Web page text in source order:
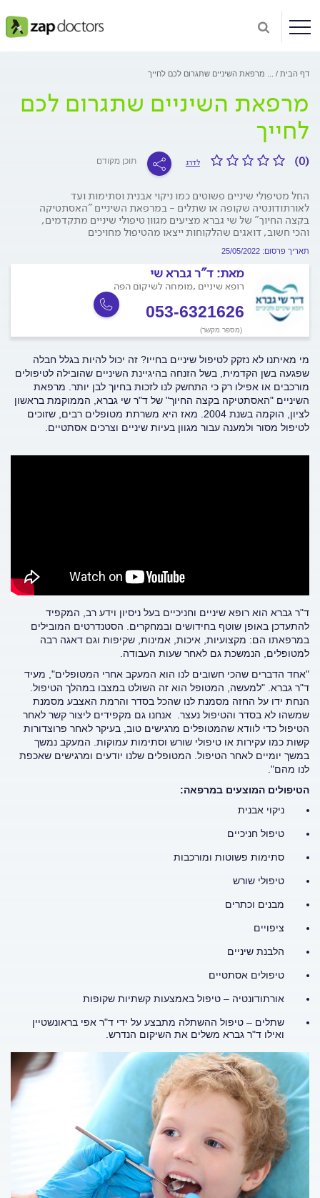
דף הבית מרפאת השיניים שתגרום לכם לחייך
מרפאת השיניים שתגרום לכם
לחייך
(0) לדרג תוכן מקודם
החל מטיפולי שיניים פשוטים כמו ניקוי אבנית וסתימות ועד
לאורתודונטיה שקופה או שתלים - במרפאת השיניים "האסתטיקה
בקצה החיוך" של שי גברא מציעים מגוון טיפולי שיניים מתקדמים,
והכי חשוב, דואגים שהלקוחות ייצאו מהטיפול מחויכים
תאריך פרסום: 25/05/2022
מאת: ד"ר גברא שי
רופא שיניים ,מומחה לשיקום הפה
053-6321626
(מספר מקשר)
מי מאיתנו לא נזקק לטיפול שיניים בחייו? זה יכול להיות בגלל חבלה
שפגעה בשן הקדמית, בשל הזנחה בהיגיינת השיניים שהובילה לטיפולים
מורכבים או אפילו רק כי התחשק לנו לזכות בחיוך לבן יותר. מרפאת
השיניים "האסתטיקה בקצה החיוך" של ד"ר שי גברא, הממוקמת בראשון
לציון, הוקמה בשנת 2004. מאז היא משרתת מטופלים רבים, שזוכים
לטיפול מסור ולמענה עבור מגוון בעיות שיניים וצרכים אסתטיים.
ד"ר גברא הוא רופא שיניים וחניכיים בעל ניסיון וידע רב, המקפיד
להתעדכן באופן שוטף בחידושים ובמחקרים. הסטנדרטים המובילים
במרפאתו הם: מקצועיות, איכות, אמינות, שקיפות וגם דאגה רבה
למטופלים, הנמשכת גם לאחר שעות העבודה.
"אחד הדברים שהכי חשובים לנו הוא המעקב אחרי המטופלים", מעיד
ד"ר גברא. "למעשה, המטופל הוא זה השולט במצבו במהלך הטיפול.
הנחת ידו על החזה מסמנת לנו שהכל בסדר והרמת האצבע מסמנת
שמשהו לא בסדר והטיפול נעצר. אנחנו גם מקפידים ליצור קשר לאחר
הטיפול כדי לוודא שהמטופלים מרגישים טוב, בעיקר לאחר פרוצדורות
קשות כמו עקירות או טיפולי שורש וסתימות עמוקות. המעקב נמשך
במשך יומיים לאחר הטיפול. המטופלים שלנו יודעים ומרגישים שאכפת
לנו מהם".
הטיפולים המוצעים במרפאה:
ניקוי אבנית
טיפול חניכיים
סתימות פשוטות ומורכבות
טיפולי שורש
מבנים וכתרים
ציפויים
הלבנת שיניים
טיפולים אסתטיים
אורתודונטיה – טיפול באמצעות קשתיות שקופות
שתלים – טיפול ההשתלה מתבצע על ידי ד"ר אפי בראונשטיין
ואילו ד"ר גברא משלים את השיקום הנדרש.